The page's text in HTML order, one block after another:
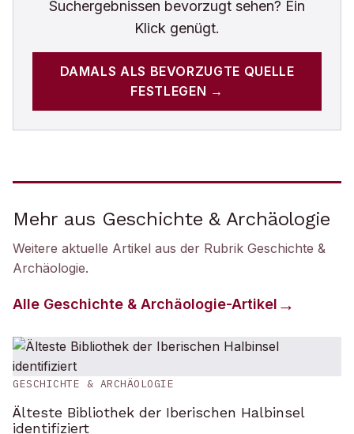
Suchergebnissen bevorzugt sehen? Ein
Klick genügt.
DAMALS ALS BEVORZUGTE QUELLE
FESTLEGEN →
Mehr aus Geschichte & Archäologie
Weitere aktuelle Artikel aus der Rubrik Geschichte &
Archäologie.
Alle Geschichte & Archäologie-Artikel
GESCHICHTE & ARCHÄOLOGIE
Älteste Bibliothek der Iberischen Halbinsel
identifiziert